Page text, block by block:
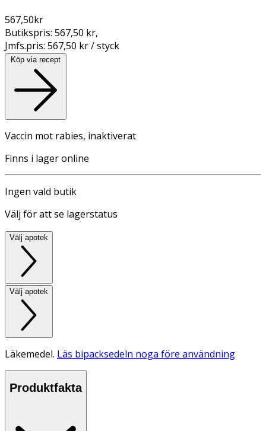
567,50kr
Butikspris: 567,50 kr,
Jmfs.pris: 567,50 kr / styck
Köp via recept
Vaccin mot rabies, inaktiverat
Finns i lager online
Ingen vald butik
Välj för att se lagerstatus
Välj apotek
Välj apotek
Läkemedel. Läs bipacksedeln noga före användning
Produktfakta